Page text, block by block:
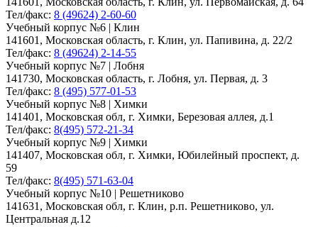
Тел/факс: 8 (49624) 2-60-60
Учебный корпус №6 | Клин
141601, Московская область, г. Клин, ул. Папивина, д. 22/2
Тел/факс: 8 (49624) 2-14-55
Учебный корпус №7 | Лобня
141730, Московская область, г. Лобня, ул. Первая, д. 3
Тел/факс: 8 (495) 577-01-53
Учебный корпус №8 | Химки
141401, Московская обл, г. Химки, Березовая аллея, д.1
Тел/факс: 8(495) 572-21-34
Учебный корпус №9 | Химки
141407, Московская обл, г. Химки, Юбилейный проспект, д.
59
Тел/факс: 8(495) 571-63-04
Учебный корпус №10 | Решетниково
141631, Московская обл, г. Клин, р.п. Решетниково, ул.
Центральная д.12